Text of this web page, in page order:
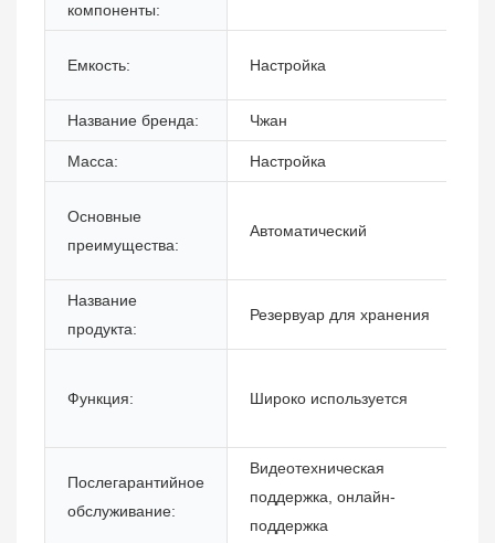
компоненты:
Емкость: Настройка
Название бренда: Чжан
Масса: Настройка
Основные
преимущества:
Автоматический
Название
продукта:
Резервуар для хранения
Функция: Широко используется
Послегарантийное
обслуживание:
Видеотехническая
поддержка, онлайн-
поддержка